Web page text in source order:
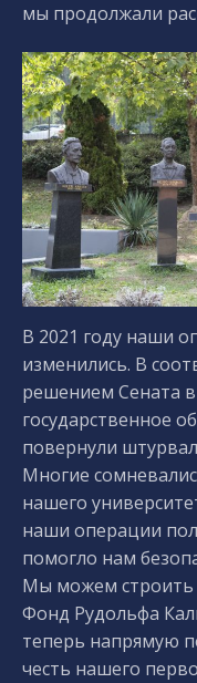
мы продолжали
В 2021 году наши
изменились. В
решением Сената
государственное
повернули
Многие
нашего
наши операции
помогло нам
Мы можем строить
Фонд Рудольфа
теперь напрямую
честь нашего